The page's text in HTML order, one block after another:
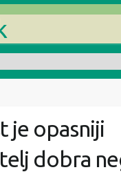
je opasniji
dobra